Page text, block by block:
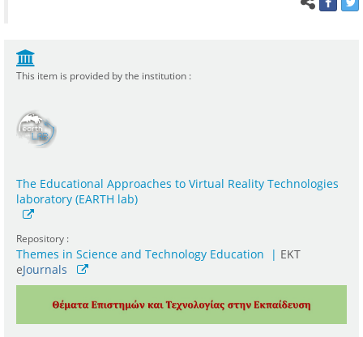
This item is provided by the institution :
The Educational Approaches to Virtual Reality Technologies
laboratory (EARTH lab)
Repository :
Themes in Science and Technology Education | ΕΚΤ
eJournals